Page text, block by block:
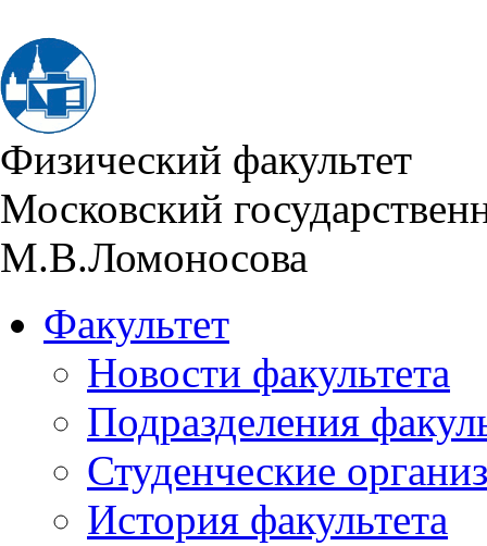
Физический факультет
Московский
М.В.Ломоносова
Факультет
Новости факультета
Подразделения
Студенческие
История факультета